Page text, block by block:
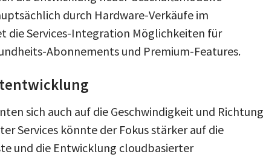
durch Hardware-Verkäufe im
die Services-Integration Möglichkeiten für
Abonnements und Premium-Features.
sich auch auf die Geschwindigkeit und Richtung
Services könnte der Fokus stärker auf die
und die Entwicklung cloudbasierter